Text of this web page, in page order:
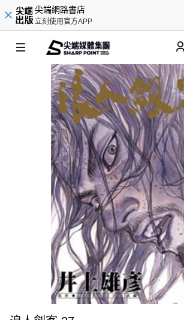
尖端網路書店
立刻使用官方APP